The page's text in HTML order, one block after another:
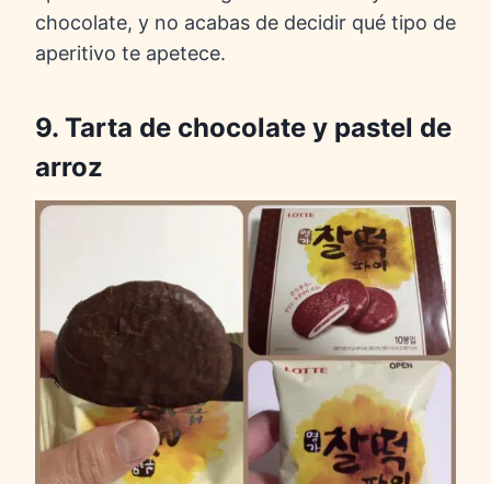
chocolate, y no acabas de decidir qué tipo de
aperitivo te apetece.
9. Tarta de chocolate y pastel de
arroz